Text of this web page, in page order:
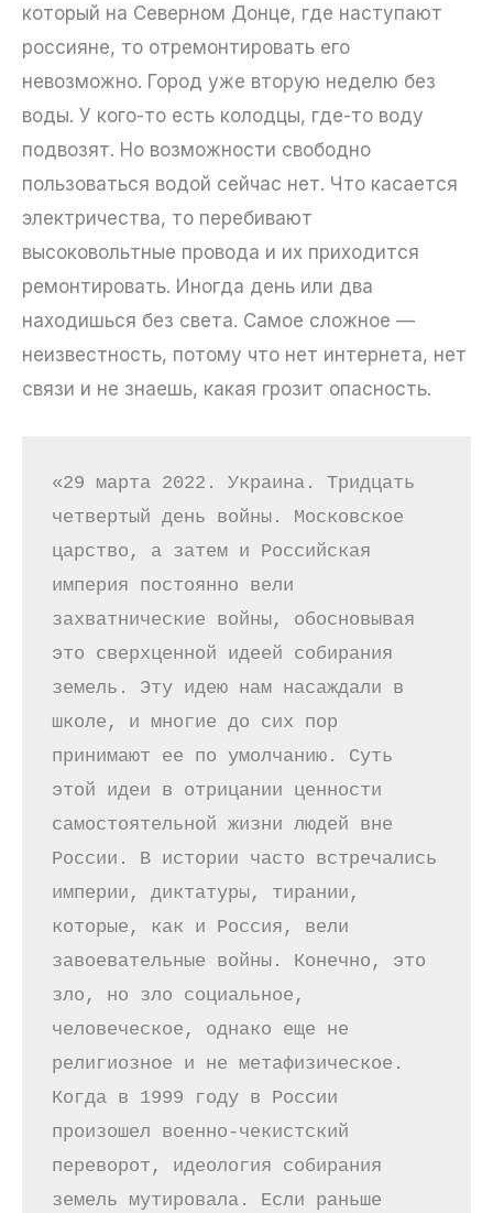
который на Северном Донце, где наступают
россияне, то отремонтировать его
невозможно. Город уже вторую неделю без
воды. У кого-то есть колодцы, где-то воду
подвозят. Но возможности свободно
пользоваться водой сейчас нет. Что касается
электричества, то перебивают
высоковольтные провода и их приходится
ремонтировать. Иногда день или два
находишься без света. Самое сложное —
неизвестность, потому что нет интернета, нет
связи и не знаешь, какая грозит опасность.
«29 марта 2022. Украина. Тридцать
четвертый день войны. Московское
царство, а затем и Российская
империя постоянно вели
захватнические войны, обосновывая
это сверхценной идеей собирания
земель. Эту идею нам насаждали в
школе, и многие до сих пор
принимают ее по умолчанию. Суть
этой идеи в отрицании ценности
самостоятельной жизни людей вне
России. В истории часто встречались
империи, диктатуры, тирании,
которые, как и Россия, вели
завоевательные войны. Конечно, это
зло, но зло социальное,
человеческое, однако еще не
религиозное и не метафизическое.
Когда в 1999 году в России
произошел военно-чекистский
переворот, идеология собирания
земель мутировала. Если раньше